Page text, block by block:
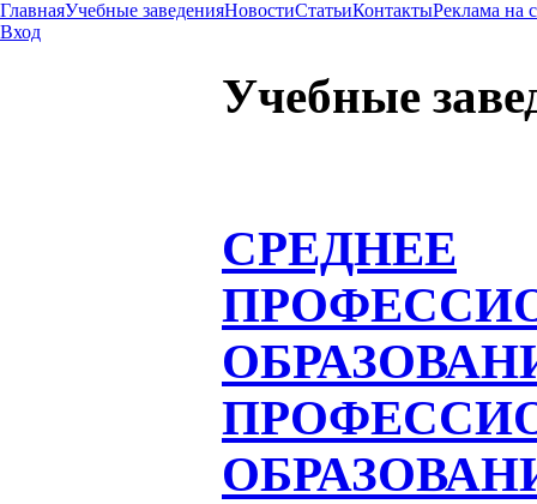
ГлавнаяУчебные заведенияНовостиСтатьиКонтактыРеклама на
Вход
Учебные
СРЕДНЕЕ